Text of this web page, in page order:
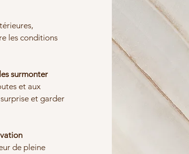
les conditions
surmonter
et aux
et garder
de pleine